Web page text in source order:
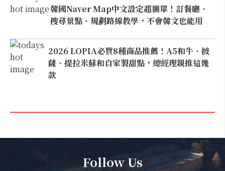
韓國Naver Map中文設定超簡單！訂餐廳、
搜尋景點、規劃路線教學，不會韓文也能用
2026 LOPIA必買8種商品推薦！A5和牛、披
薩、提拉米蘇和自家製甜點，總經理親推這幾
款
Follow Us